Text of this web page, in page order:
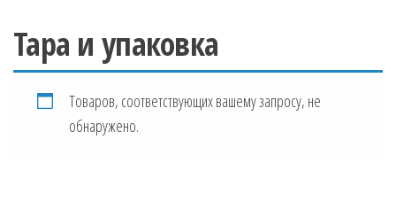
Тара и упаковка
Товаров, соответствующих вашему запросу, не
обнаружено.